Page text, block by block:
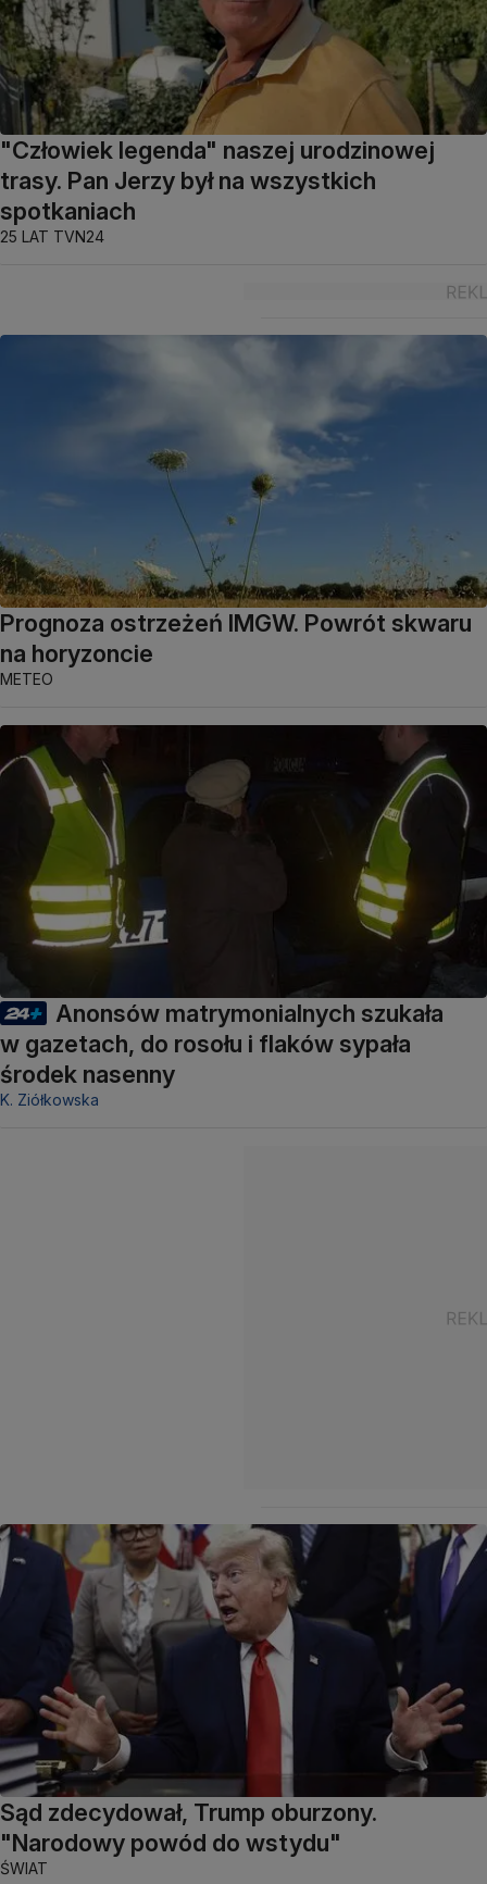
"Człowiek legenda" naszej urodzinowej
trasy. Pan Jerzy był na wszystkich
spotkaniach
25 LAT TVN24
Prognoza ostrzeżeń IMGW. Powrót skwaru
na horyzoncie
METEO
Anonsów matrymonialnych szukała
w gazetach, do rosołu i flaków sypała
środek nasenny
K. Ziółkowska
Sąd zdecydował, Trump oburzony.
"Narodowy powód do wstydu"
ŚWIAT